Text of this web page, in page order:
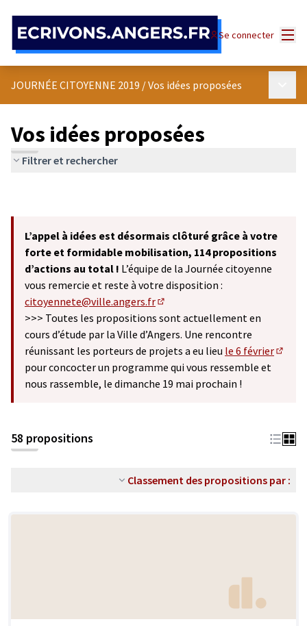
Se connecter
JOURNÉE CITOYENNE 2019 /Vos idées proposées
Vos idées proposées
Filtrer et rechercher
L’appel à idées est désormais clôturé grâce à votre
forte et formidable mobilisation, 114 propositions
d’actions au total ! L’équipe de la Journée citoyenne
vous remercie et reste à votre disposition :
citoyennete@ville.angers.fr
(S'ouvre dans un nouvel onglet)
>>> Toutes les propositions sont actuellement en
cours d’étude par la Ville d’Angers. Une rencontre
réunissant les porteurs de projets a eu lieu le 6 février
pour concocter un programme qui vous ressemble et
nous rassemble, le dimanche 19 mai prochain !
58 propositions
Classement des propositions par :